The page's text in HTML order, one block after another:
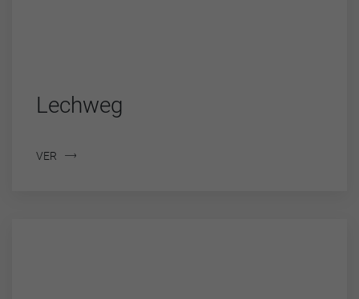
Lechweg
VER